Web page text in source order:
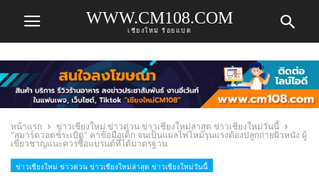
WWW.CM108.COM
เชียงใหม่ ร้อยแปด
หน้าแรก
ข่าวเชียงใหม่ ข่าวด่วน ข่าวเชียงใหม่ล่าสุด ข่าวเชียงใหม่วันนี้
“สมาร์ตวอตช์ระเบิด” คาข้อมือเด็ก จนเป็นแผลไฟไหม้รุนแรงต้องปลูกถ่ายผิวหนัง ผู้
เขี่ยวชาญแนะควรซื้อแบรนด์ที่ได้มาตรฐาน
ข่าวเชียงใหม่ ข่าวด่วน ข่าวเชียงใหม่ล่าสุด ข่าวเชียงใหม่วันนี้